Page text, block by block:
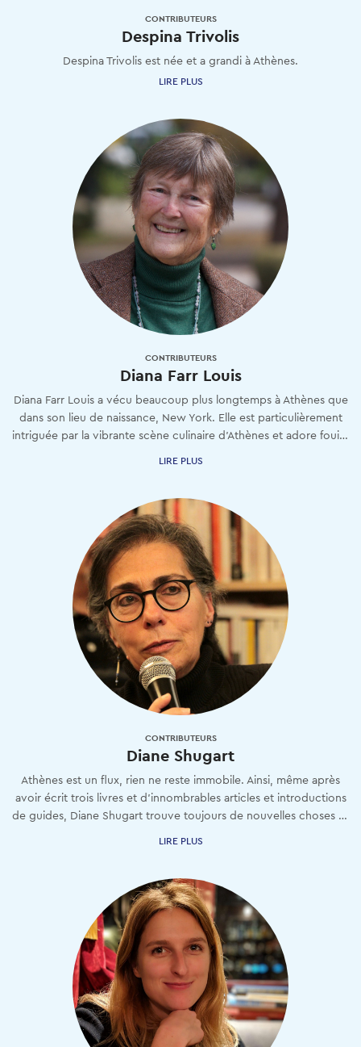
CONTRIBUTEURS
Despina Trivolis
DespinaTrivolis est née et a grandi àAthènes.
LIRE PLUS
CONTRIBUTEURS
Diana Farr Louis
Diana Farr Louis a vécu beaucoup plus longtemps à Athènes que
dans son lieu de naissance, New York. Elle est particulièrement
intriguée par la vibrante scène culinaire d'Athènes et adore fouiner dans les nouveaux (anciens) quartiers.
LIRE PLUS
CONTRIBUTEURS
Diane Shugart
Athènes est un flux, rien ne reste immobile. Ainsi, même après
avoir écrit trois livres et d'innombrables articles et introductions
de guides, Diane Shugart trouve toujours de nouvelles choses à méditer et à explorer.
LIRE PLUS